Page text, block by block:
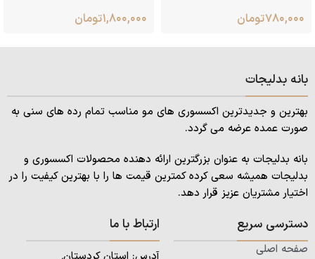
۷۸۰,۰۰۰تومان
۱,۸۰۰,۰۰۰تومان
بانه بدلیجات
بهترین و جدیدترین اکسسوری های مو مناسب تمام رده های سنی به
صورت عمده عرضه می گردد.
بانه بدلیجات به عنوان بزرگترین ارائه دهنده محصولات اکسسوری و
بدلیجات همیشه سعی کرده کمترین قیمت ها را با بهترین کیفیت را در
اختیار مشتریان عزیز قرار دهد.
دسترسی سریع
صفحه اصلی
ارتباط با ما